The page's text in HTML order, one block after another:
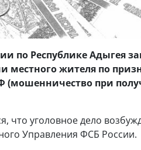
по Республике Адыгея
местного жителя по
(мошенничество при
что уголовное дело
Управления ФСБ России.